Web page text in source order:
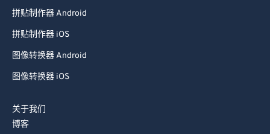
拼贴制作器 Android
拼贴制作器 iOS
图像转换器 Android
图像转换器 iOS
关于我们
博客